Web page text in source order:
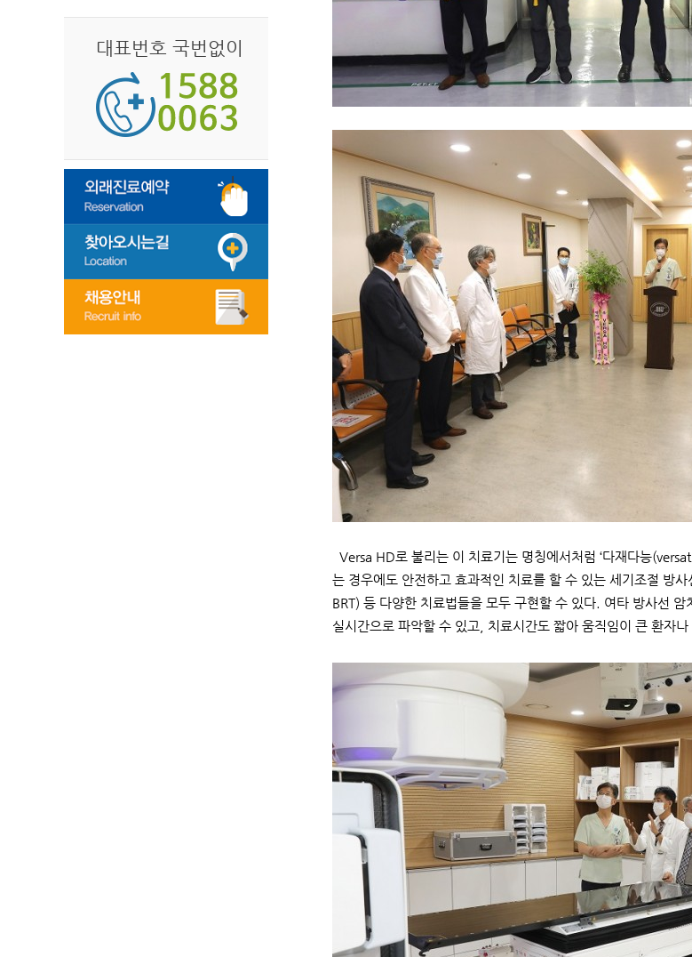
대표번호 국번없이
Versa HD로 불리는 이 치료기는 명칭에서처럼 ‘다재다능
는 경우에도 안전하고 효과적인 치료를 할 수 있는 세기조절 방
BRT) 등 다양한 치료법들을 모두 구현할 수 있다. 여타 방사선
실시간으로 파악할 수 있고, 치료시간도 짧아 움직임이 큰 환자